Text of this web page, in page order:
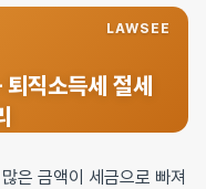
직소득세 절세
LAWSEE
은 금액이 세금으로 빠져